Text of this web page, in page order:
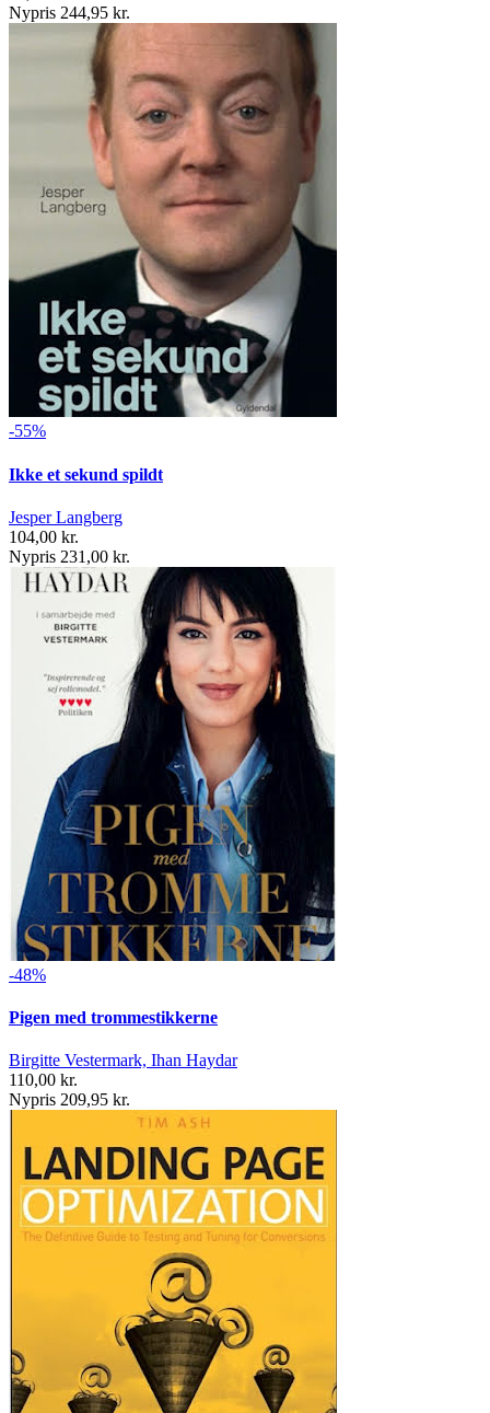
Nypris 244,95 kr.
-55%
Ikke et sekund spildt
Jesper Langberg
104,00 kr.
Nypris 231,00 kr.
-48%
Pigen med trommestikkerne
Birgitte Vestermark, Ihan Haydar
110,00 kr.
Nypris 209,95 kr.